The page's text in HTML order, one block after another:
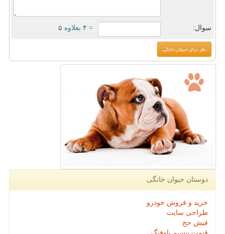
سوال: = ۴ بعلاوه ۵
دوستان حیوان خانگی
خرید و فروش خودرو
طراحی سایت
فیش حج